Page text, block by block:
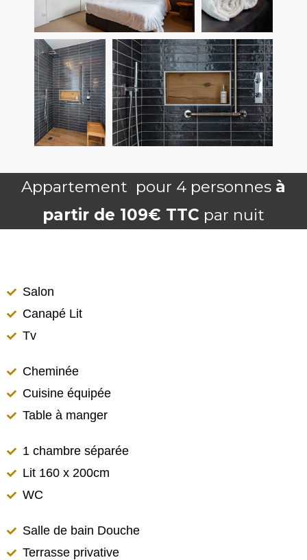
Appartement pour 4 personnes à
partir de 109€ TTC par nuit
Salon
Canapé Lit
Tv
Cheminée
Cuisine équipée
Table à manger
1 chambre séparée
Lit 160 x 200cm
WC
Salle de bain Douche
Terrasse privative